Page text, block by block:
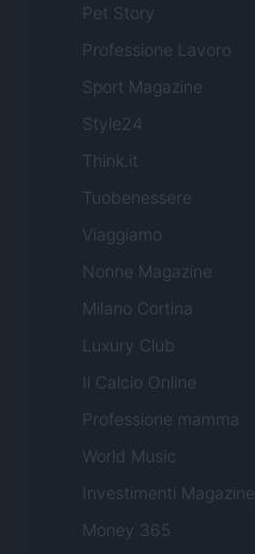
Pet Story
Professione Lavoro
Sport Magazine
Style24
Think.it
Tuobenessere
Viaggiamo
Nonne Magazine
Milano Cortina
Luxury Club
Il Calcio Online
Professione mamma
World Music
Investimenti Magazine
Money 365